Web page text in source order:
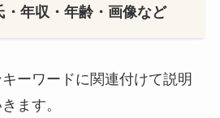
・年収・年齢・画像など
ーワードに関連付けて説明
ます。